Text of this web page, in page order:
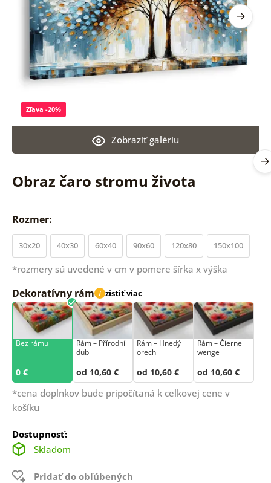
Obraz čaro stromu života
Zobraziť galériu
Zľava -20%
Rozmer:
30x20 40x30 60x40 90x60 120x80 150x100
*rozmery sú uvedené v cm v pomere šírka x výška
Dekoratívny rám i zistiť viac
Bez rámu
0 €
Rám –⁠⁠⁠⁠⁠⁠ Přírodní
dub
od 10,60 €
Rám – Hnedý
orech
od 10,60 €
Rám – Čierne
wenge
od 10,60 €
*cena doplnkov bude pripočítaná k celkovej cene v
košíku
Dostupnosť:
Skladom
Pridať do obľúbených